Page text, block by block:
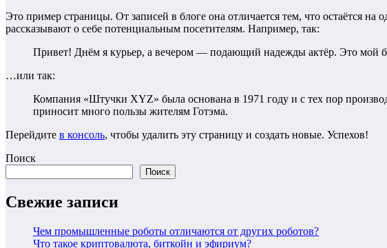
Это пример страницы. От записей в блоге она отличается тем, что остаётся
рассказывают о себе потенциальным посетителям. Например, так:
Привет! Днём я курьер, а вечером — подающий надежды актёр. Это мой
…или так:
Компания «Штучки XYZ» была основана в 1971 году и с тех пор
приносит много пользы жителям Готэма.
Перейдите в консоль, чтобы удалить эту страницу и создать новые. Успехов!
Поиск
Поиск
Свежие записи
Чем промышленные роботы отличаются от других роботов?
Что такое криптовалюта, биткойн и эфириум?